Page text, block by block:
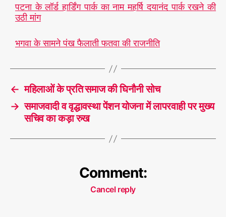
पटना के लॉर्ड हार्डिंग पार्क का नाम महर्षि दयानंद पार्क रखने की
उठी मांग
भगवा के सामने पंख फैलाती फतवा की राजनीति
T
g
ज
प्र
ष्ठ
← महिलाओं के प्रति समाज की घिनौनी सोच
→ समाजवादी व वृद्धावस्था पेंशन योजना में लापरवाही पर मुख्य
सचिव का कड़ा रुख
Comment:
Cancel reply